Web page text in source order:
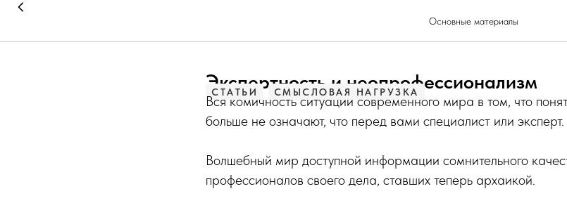
Основные материалы
Экспертность и неопрофессионализм
СТАТЬИ СМЫСЛОВАЯ НАГРУЗКА
Вся комичность ситуации современного мира в том, что
больше не означают, что перед вами специалист или эксперт.
Волшебный мир доступной информации сомнительного
профессионалов своего дела, ставших теперь архаикой.